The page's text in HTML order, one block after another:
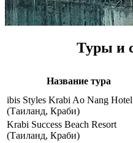
Туры и
Название тура
ibis Styles Krabi Ao Nang Hotel
(Таиланд, Краби)
Krabi Success Beach Resort
(Таиланд, Краби)